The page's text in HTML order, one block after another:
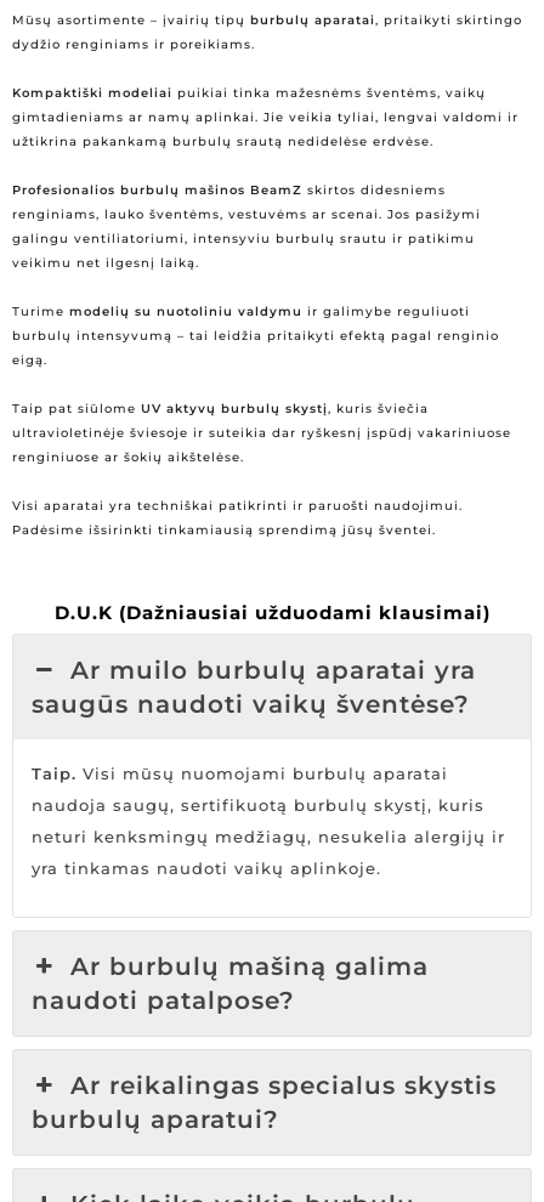
Mūsų asortimente – įvairių tipų burbulų aparatai , pritaikyti skirtingo
dydžio renginiams ir poreikiams.
Kompaktiški modeliai puikiai tinka mažesnėms šventėms, vaikų
gimtadieniams ar namų aplinkai. Jie veikia tyliai, lengvai valdomi ir
užtikrina pakankamą burbulų srautą nedidelėse erdvėse.
Profesionalios burbulų mašinos BeamZ skirtos didesniems
renginiams, lauko šventėms, vestuvėms ar scenai. Jos pasižymi
galingu ventiliatoriumi, intensyviu burbulų srautu ir patikimu
veikimu net ilgesnį laiką.
Turime modelių su nuotoliniu valdymu ir galimybe reguliuoti
burbulų intensyvumą – tai leidžia pritaikyti efektą pagal renginio
eigą.
Taip pat siūlome UV aktyvų burbulų skystį , kuris šviečia
ultravioletinėje šviesoje ir suteikia dar ryškesnį įspūdį vakariniuose
renginiuose ar šokių aikštelėse.
Visi aparatai yra techniškai patikrinti ir paruošti naudojimui.
Padėsime išsirinkti tinkamiausią sprendimą jūsų šventei.
D.U.K (Dažniausiai užduodami klausimai)
Ar muilo burbulų aparatai yra
saugūs naudoti vaikų šventėse?
Taip. Visi mūsų nuomojami burbulų aparatai
naudoja saugų, sertifikuotą burbulų skystį, kuris
neturi kenksmingų medžiagų, nesukelia alergijų ir
yra tinkamas naudoti vaikų aplinkoje.
Ar burbulų mašiną galima
naudoti patalpose?
Ar reikalingas specialus skystis
burbulų aparatui?